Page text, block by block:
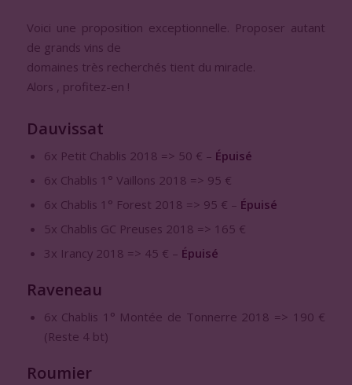
Voici une proposition exceptionnelle. Proposer autant
de grands vins de
domaines très recherchés tient du miracle.
Alors , profitez-en !
Dauvissat
6x Petit Chablis 2018 => 50 € – Épuisé
6x Chablis 1° Vaillons 2018 => 95 €
6x Chablis 1° Forest 2018 => 95 € – Épuisé
5x Chablis GC Preuses 2018 => 165 €
3x Irancy 2018 => 45 € – Épuisé
Raveneau
6x Chablis 1° Montée de Tonnerre 2018 => 190 €
(Reste 4 bt)
Roumier